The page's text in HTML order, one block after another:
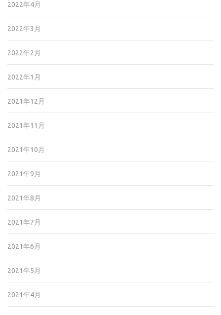
2022年4月
2022年3月
2022年2月
2022年1月
2021年12月
2021年11月
2021年10月
2021年9月
2021年8月
2021年7月
2021年6月
2021年5月
2021年4月